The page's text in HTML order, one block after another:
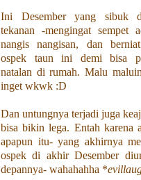
Ini Desember yang sibuk
tekanan -mengingat sempet
nangis nangisan, dan
ospek taun ini demi bisa
natalan di rumah. Malu
inget wkwk :D
Dan untungnya terjadi juga
bisa bikin lega. Entah karena
apapun itu- yang akhirnya
ospek di akhir Desember
depannya- wahahahha *